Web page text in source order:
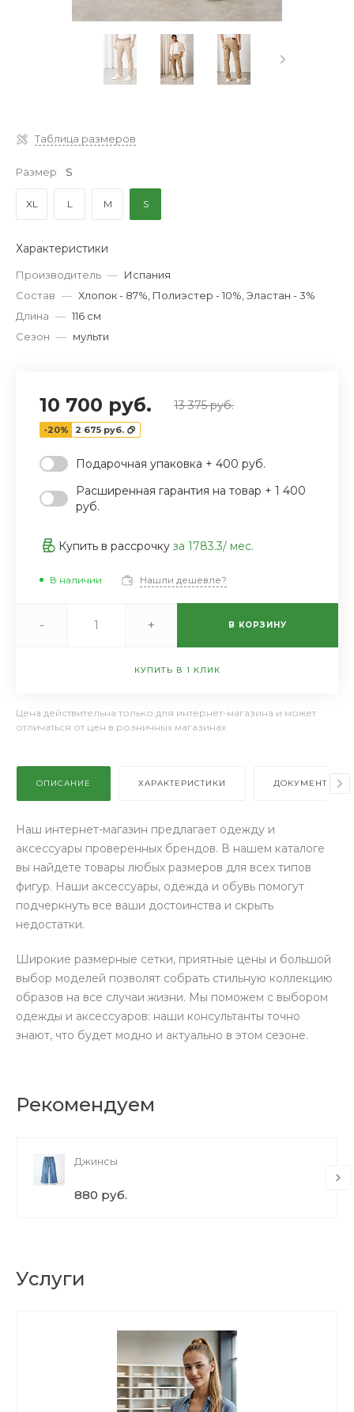
Таблица размеров
Размер S
XL L M S
Характеристики
Производитель — Испания
Состав — Хлопок - 87%, Полиэстер - 10%, Эластан - 3%
Длина — 116 см
Сезон — мульти
10 700 руб. 13 375 руб.
-20% 2 675 руб.
Подарочная упаковка + 400 руб.
Расширенная гарантия на товар + 1 400
руб.
Купить в рассрочку за 1783.3/ мес.
В наличии Нашли дешевле?
- + В КОРЗИНУ
КУПИТЬ В 1 КЛИК
Цена действительна только для интернет-магазина и может
отличаться от цен в розничных магазинах
ОПИСАНИЕ ХАРАКТЕРИСТИКИ ДОКУМЕНТЫ
Наш интернет-магазин предлагает одежду и
аксессуары проверенных брендов. В нашем каталоге
вы найдете товары любых размеров для всех типов
фигур. Наши аксессуары, одежда и обувь помогут
подчеркнуть все ваши достоинства и скрыть
недостатки.
Широкие размерные сетки, приятные цены и большой
выбор моделей позволят собрать стильную коллекцию
образов на все случаи жизни. Мы поможем с выбором
одежды и аксессуаров: наши консультанты точно
знают, что будет модно и актуально в этом сезоне.
Рекомендуем
Джинсы
880 руб.
Услуги